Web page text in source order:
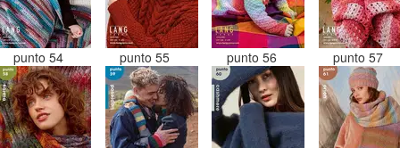
punto 54 punto 55 punto 56 punto 57